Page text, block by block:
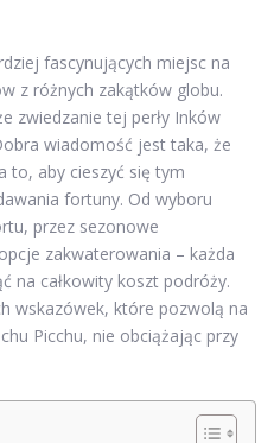
fascynujących miejsc na
z różnych zakątków globu.
zwiedzanie tej perły Inków
wiadomość jest taka, że
to, aby cieszyć się tym
fortuny. Od wyboru
przez sezonowe
zakwaterowania – każda
na całkowity koszt podróży.
wskazówek, które pozwolą na
Picchu, nie obciążając przy